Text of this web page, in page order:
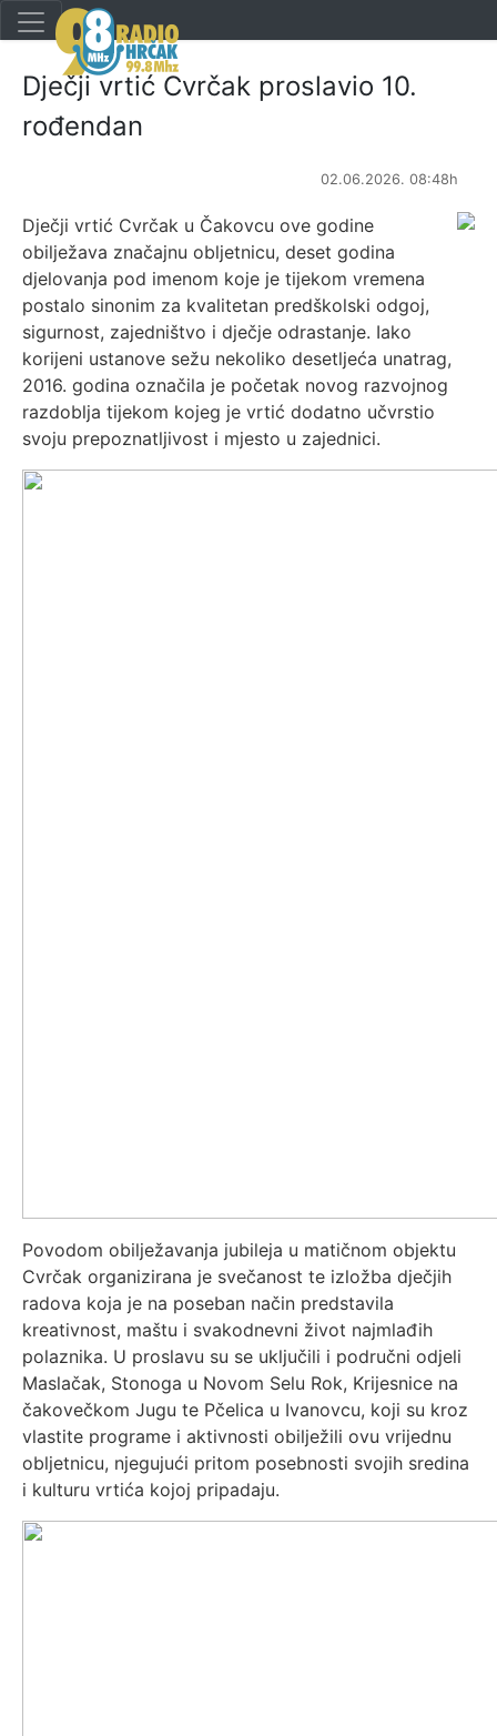
Dječji vrtić Cvrčak proslavio 10.
rođendan
02.06.2026. 08:48h
Dječji vrtić Cvrčak u Čakovcu ove godine
obilježava značajnu obljetnicu, deset godina
djelovanja pod imenom koje je tijekom vremena
postalo sinonim za kvalitetan predškolski odgoj,
sigurnost, zajedništvo i dječje odrastanje. Iako
korijeni ustanove sežu nekoliko desetljeća unatrag,
2016. godina označila je početak novog razvojnog
razdoblja tijekom kojeg je vrtić dodatno učvrstio
svoju prepoznatljivost i mjesto u zajednici.
Povodom obilježavanja jubileja u matičnom objektu
Cvrčak organizirana je svečanost te izložba dječjih
radova koja je na poseban način predstavila
kreativnost, maštu i svakodnevni život najmlađih
polaznika. U proslavu su se uključili i područni odjeli
Maslačak, Stonoga u Novom Selu Rok, Krijesnice na
čakovečkom Jugu te Pčelica u Ivanovcu, koji su kroz
vlastite programe i aktivnosti obilježili ovu vrijednu
obljetnicu, njegujući pritom posebnosti svojih sredina
i kulturu vrtića kojoj pripadaju.